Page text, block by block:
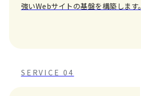
強いWebサイトの基盤を構築します。
SERVICE 04